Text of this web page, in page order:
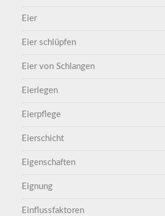
Eier
Eier schlüpfen
Eier von Schlangen
Eierlegen
Eierpflege
Eierschicht
Eigenschaften
Eignung
Einflussfaktoren